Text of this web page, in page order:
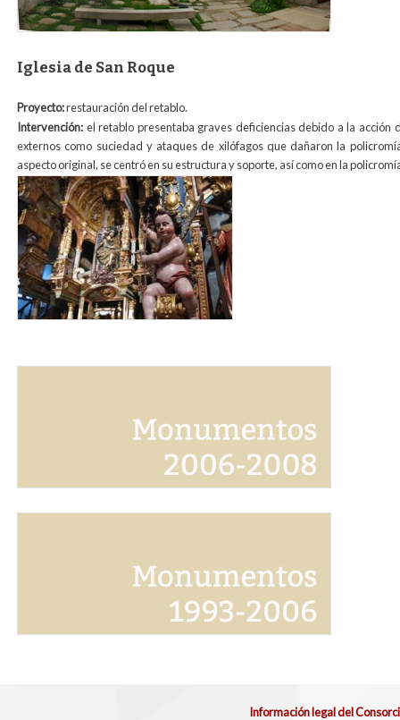
Iglesia de San Roque
Proyecto:restauración del retablo.
Intervención: el retablo presentaba graves deficiencias debido a la
externos como suciedad y ataques de xilófagos que dañaron la
aspecto original, se centró en su estructura y soporte, así como en la
sanroque.jpg
Información legal del